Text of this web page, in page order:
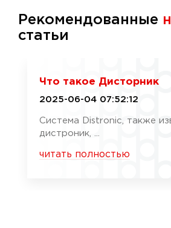
Рекомендованные
статьи
Что такое Дисторник
2025-06-04 07:52:12
Система Distronic, также
дистроник, ...
читать полностью